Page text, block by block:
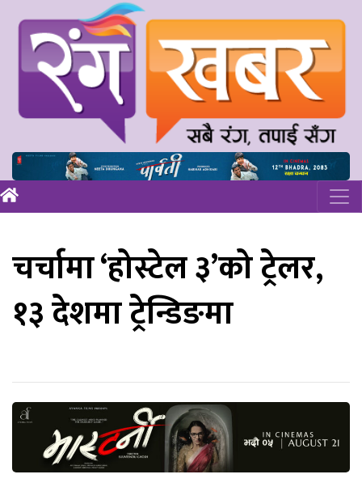
चर्चामा ‘होस्टेल ३’को ट्रेलर,
१३ देशमा ट्रेन्डिङमा